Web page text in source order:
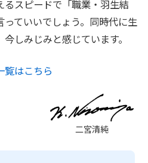
スピードで「職業・羽生結
ていいでしょう。同時代に生
しみじみと感じています。
覧はこちら
二宮清純